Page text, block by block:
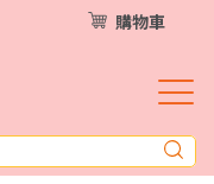
購物車